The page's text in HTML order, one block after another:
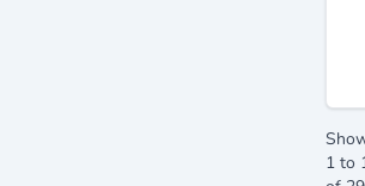
1 to